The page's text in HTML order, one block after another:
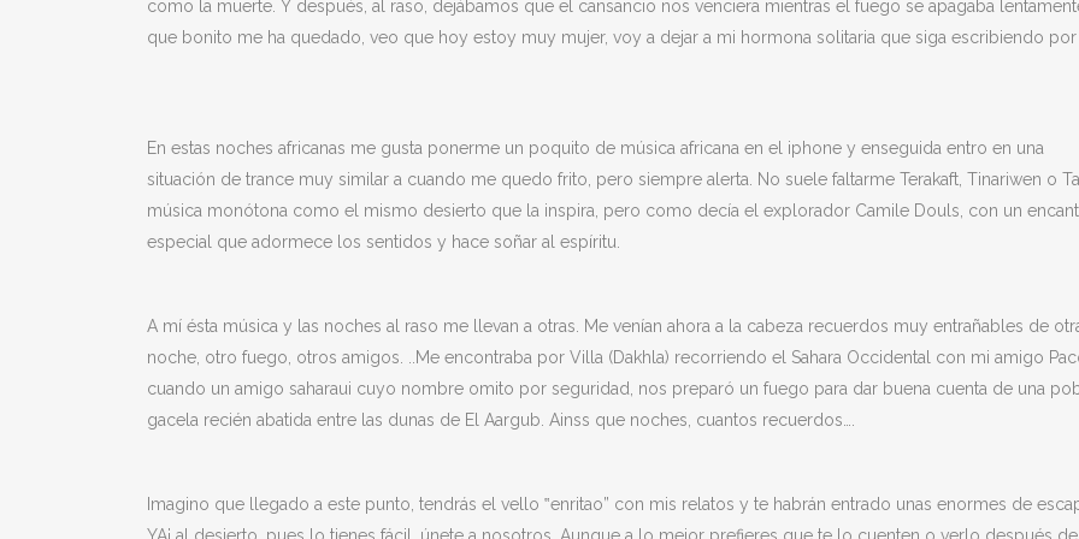
como la muerte. Y después, al raso, dejábamos que el cansancio nos venciera mientras el fuego se apagaba
que bonito me ha quedado, veo que hoy estoy muy mujer, voy a dejar a mi hormona solitaria que siga escribiendo por
En estas noches africanas me gusta ponerme un poquito de música africana en el iphone y enseguida entro en una
situación de trance muy similar a cuando me quedo frito, pero siempre alerta. No suele faltarme Terakaft, Tinariwen o
música monótona como el mismo desierto que la inspira, pero como decía el explorador Camile Douls, con un
especial que adormece los sentidos y hace soñar al espíritu.
A mí ésta música y las noches al raso me llevan a otras. Me venían ahora a la cabeza recuerdos muy entrañables de
noche, otro fuego, otros amigos. ..Me encontraba por Villa (Dakhla) recorriendo el Sahara Occidental con mi amigo
cuando un amigo saharaui cuyo nombre omito por seguridad, nos preparó un fuego para dar buena cuenta de una
gacela recién abatida entre las dunas de El Aargub. Ainss que noches, cuantos recuerdos….
Imagino que llegado a este punto, tendrás el vello ‟enritao” con mis relatos y te habrán entrado unas enormes de